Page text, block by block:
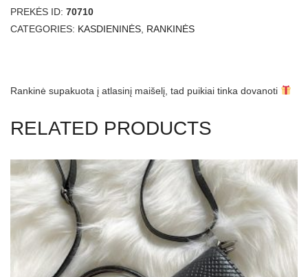
PREKĖS ID: 70710
CATEGORIES: KASDIENINĖS RANKINĖS
Rankinė supakuota į atlasinį maišelį, tad puikiai tinka dovanoti
RELATED PRODUCTS